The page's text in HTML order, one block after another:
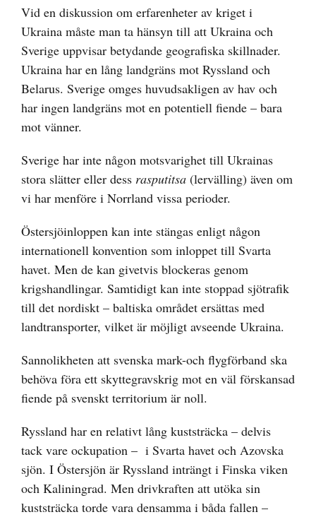
Vid en diskussion om erfarenheter av kriget i
Ukraina måste man ta hänsyn till att Ukraina och
Sverige uppvisar betydande geografiska skillnader.
Ukraina har en lång landgräns mot Ryssland och
Belarus. Sverige omges huvudsakligen av hav och
har ingen landgräns mot en potentiell fiende – bara
mot vänner.
Sverige har inte någon motsvarighet till Ukrainas
stora slätter eller dess rasputitsa (lervälling) även om
vi har menföre i Norrland vissa perioder.
Östersjöinloppen kan inte stängas enligt någon
internationell konvention som inloppet till Svarta
havet. Men de kan givetvis blockeras genom
krigshandlingar. Samtidigt kan inte stoppad sjötrafik
till det nordiskt – baltiska området ersättas med
landtransporter, vilket är möjligt avseende Ukraina.
Sannolikheten att svenska mark-och flygförband ska
behöva föra ett skyttegravskrig mot en väl förskansad
fiende på svenskt territorium är noll.
Ryssland har en relativt lång kuststräcka – delvis
tack vare ockupation – i Svarta havet och Azovska
sjön. I Östersjön är Ryssland inträngt i Finska viken
och Kaliningrad. Men drivkraften att utöka sin
kuststräcka torde vara densamma i båda fallen –